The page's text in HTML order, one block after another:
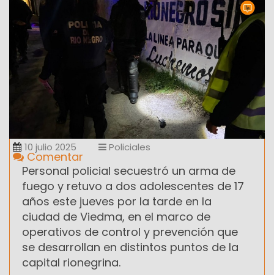
10 julio 2025 Policiales
Comentar
Personal policial secuestró un arma de
fuego y retuvo a dos adolescentes de 17
años este jueves por la tarde en la
ciudad de Viedma, en el marco de
operativos de control y prevención que
se desarrollan en distintos puntos de la
capital rionegrina.